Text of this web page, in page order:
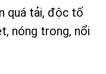
quá tải, độc tố
nóng trong, nổi